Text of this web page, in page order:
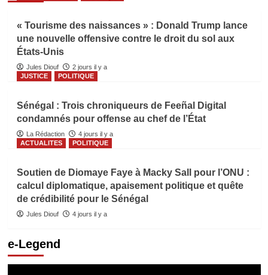
« Tourisme des naissances » : Donald Trump lance
une nouvelle offensive contre le droit du sol aux
États-Unis
Jules Diouf
2 jours il y a
JUSTICE
POLITIQUE
Sénégal : Trois chroniqueurs de Feeñal Digital
condamnés pour offense au chef de l’État
La Rédaction
4 jours il y a
ACTUALITES
POLITIQUE
Soutien de Diomaye Faye à Macky Sall pour l’ONU :
calcul diplomatique, apaisement politique et quête
de crédibilité pour le Sénégal
Jules Diouf 4 jours il y a
e-Legend